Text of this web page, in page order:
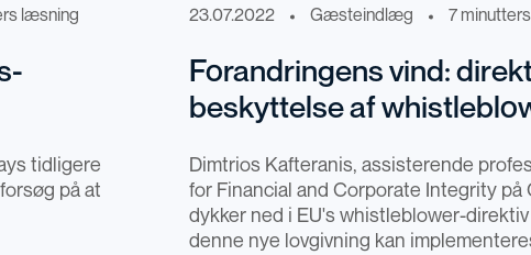
læsning
tidligere
på at
23.07.2022 Gæsteindlæg 7
Forandringens vind:
beskyttelse af
Dimtrios Kafteranis, assisterende
for Financial and Corporate Integrity på
dykker ned i EU's whistleblower-
denne nye lovgivning kan